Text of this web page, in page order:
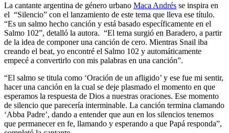
La cantante argentina de género urbano Maca Andrés se inspira en
el “Silencio” con el lanzamiento de este tema que lleva ese título.
“Es un salmo hecho canción y está basado específicamente en el
Salmo 102”, detalló la autora. “El tema surgió en Baradero, a partir
de la idea de componer una canción de cero. Mientras Snail iba
creando el beat, yo encontré el Salmo 102 y automáticamente
empecé a convertirlo con mis palabras en una canción”.
“El salmo se titula como ‘Oración de un afligido’ y ese fue mi sentir,
hacer una canción en la cual se deje plasmado el momento en que
esperamos la respuesta de Dios a nuestras oraciones. Ese momento
de silencio que parecería interminable. La canción termina clamando
‘Abba Padre’, dando a entender que aun en los silencios tenemos
que permanecer en fe, llamando y esperando a que Papá responda”,